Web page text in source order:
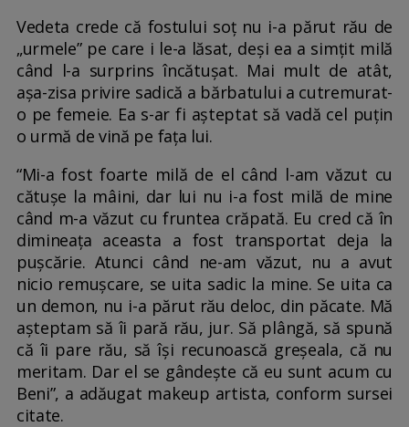
Vedeta crede că fostului soț nu i-a părut rău de
„urmele” pe care i le-a lăsat, deși ea a simțit milă
când l-a surprins încătușat. Mai mult de atât,
așa-zisa privire sadică a bărbatului a cutremurat-
o pe femeie. Ea s-ar fi așteptat să vadă cel puțin
o urmă de vină pe fața lui.
“Mi-a fost foarte milă de el când l-am văzut cu
cătușe la mâini, dar lui nu i-a fost milă de mine
când m-a văzut cu fruntea crăpată. Eu cred că în
dimineața aceasta a fost transportat deja la
pușcărie. Atunci când ne-am văzut, nu a avut
nicio remușcare, se uita sadic la mine. Se uita ca
un demon, nu i-a părut rău deloc, din păcate. Mă
așteptam să îi pară rău, jur. Să plângă, să spună
că îi pare rău, să își recunoască greșeala, că nu
meritam. Dar el se gândește că eu sunt acum cu
Beni”, a adăugat makeup artista, conform sursei
citate.